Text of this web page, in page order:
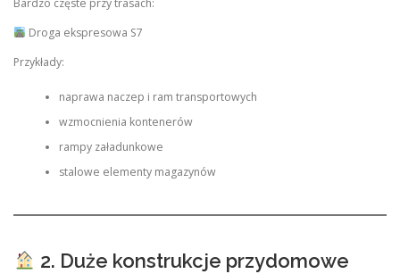
Droga ekspresowa S7
Przykłady:
naprawa naczep i ram transportowych
wzmocnienia kontenerów
rampy załadunkowe
stalowe elementy magazynów
2. Duże konstrukcje przydomowe